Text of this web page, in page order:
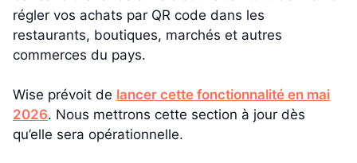
régler vos achats par QR code dans les
restaurants, boutiques, marchés et autres
commerces du pays.
Wise prévoit de lancer cette fonctionnalité en mai
2026. Nous mettrons cette section à jour dès
qu’elle sera opérationnelle.